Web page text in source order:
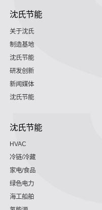
沈氏节能
关于沈氏
制造基地
沈氏节能
研发创新
新闻媒体
沈氏节能
沈氏节能
HVAC
冷链/冷藏
家电/食品
绿色电力
海工船舶